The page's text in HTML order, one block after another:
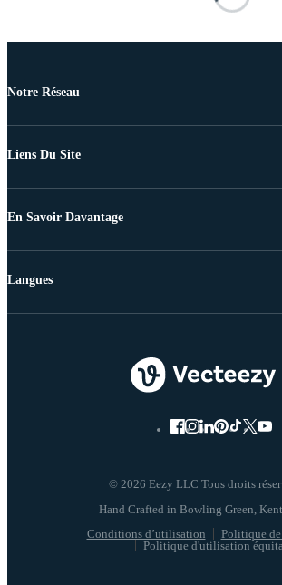
Notre Réseau
Liens Du Site
En Savoir Davantage
© 2026 Eezy LLC Tous droits
Conditions d’utilisation
Politique
Politique d'utilisation
Langues